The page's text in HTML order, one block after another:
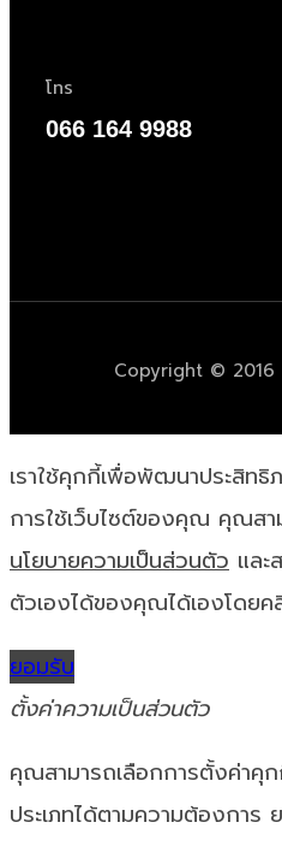
โทร
066 164 9988
Copyright © 2016
เราใช้คุกกี้เพื่อพัฒนาประสิท
การใช้เว็บไซต์ของคุณ คุณสา
นโยบายความเป็นส่วนตัว และ
ตัวเองได้ของคุณได้เองโดยค
ยอมรับ
ตั้งค่าความเป็นส่วนตัว
คุณสามารถเลือกการตั้งค่าคุ
ประเภทได้ตามความต้องการ